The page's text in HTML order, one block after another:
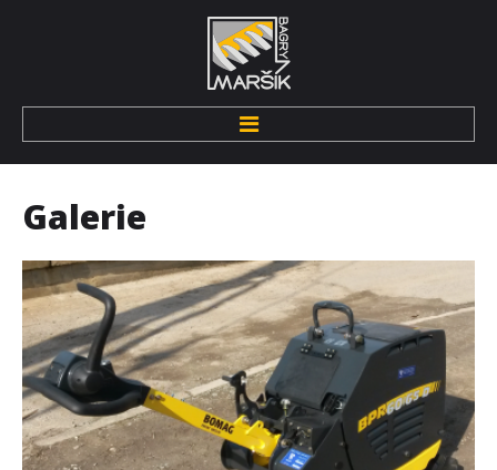
Kdo jsme
Pronájem techniky
Zemní stroje
Hutnící technika
Galerie